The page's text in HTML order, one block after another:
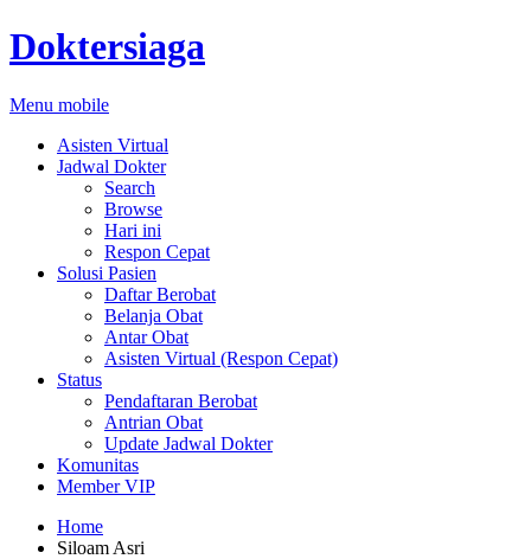
Doktersiaga
Menu mobile
Asisten Virtual
Jadwal Dokter
Search
Browse
Hari ini
Respon Cepat
Solusi Pasien
Daftar Berobat
Belanja Obat
Antar Obat
Asisten Virtual (Respon Cepat)
Status
Pendaftaran Berobat
Antrian Obat
Update Jadwal Dokter
Komunitas
Member VIP
Home
Siloam Asri